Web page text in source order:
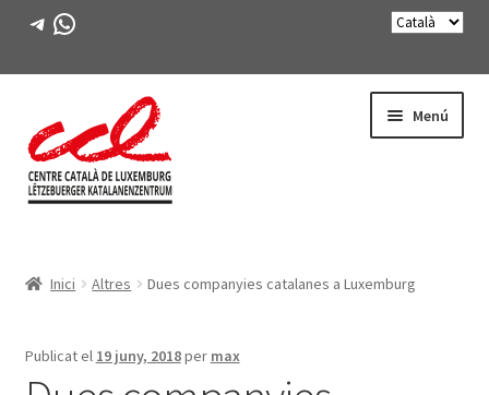
Telegram
WhatsApp
navegació
al
contingut
Menú
ACTIVITATS
CURSOS
Inici Altres Dues companyies catalanes a Luxemburg
Publicat el 19 juny, 2018per max